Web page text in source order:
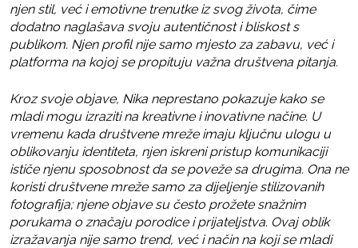
njen stil, već i emotivne trenutke iz svog života, čime
dodatno naglašava svoju autentičnost i bliskost s
publikom. Njen profil nije samo mjesto za zabavu, već i
platforma na kojoj se propituju važna društvena pitanja.
Kroz svoje objave, Nika neprestano pokazuje kako se
mladi mogu izraziti na kreativne i inovativne načine. U
vremenu kada društvene mreže imaju ključnu ulogu u
oblikovanju identiteta, njen iskreni pristup komunikaciji
ističe njenu sposobnost da se poveže sa drugima. Ona ne
koristi društvene mreže samo za dijeljenje stilizovanih
fotografija; njene objave su često prožete snažnim
porukama o značaju porodice i prijateljstva. Ovaj oblik
izražavanja nije samo trend, već i način na koji se mladi